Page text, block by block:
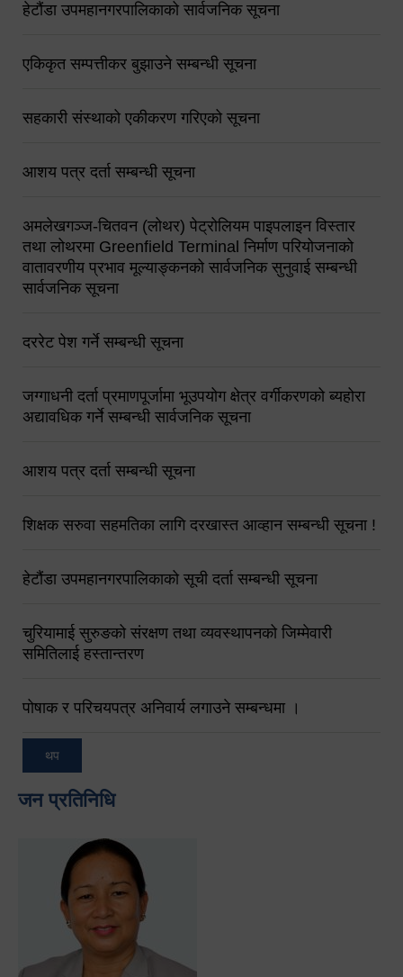
हेटौंडा उपमहानगरपालिकाको सार्वजनिक सूचना
एकिकृत सम्पत्तीकर बुझाउने सम्बन्धी सूचना
सहकारी संस्थाको एकीकरण गरिएको सूचना
आशय पत्र दर्ता सम्बन्धी सूचना
अमलेखगञ्ज-चितवन (लोथर) पेट्रोलियम पाइपलाइन विस्तार
तथा लोथरमा Greenfield Terminal निर्माण परियोजनाको
वातावरणीय प्रभाव मूल्याङ्कनको सार्वजनिक सुनुवाई सम्बन्धी
सार्वजनिक सूचना
दररेट पेश गर्ने सम्बन्धी सूचना
जग्गाधनी दर्ता प्रमाणपूर्जामा भूउपयोग क्षेत्र वर्गीकरणको ब्यहोरा
अद्यावधिक गर्ने सम्बन्धी सार्वजनिक सूचना
आशय पत्र दर्ता सम्बन्धी सूचना
शिक्षक सरुवा सहमतिका लागि दरखास्त आव्हान सम्बन्धी सूचना !
हेटौंडा उपमहानगरपालिकाको सूची दर्ता सम्बन्धी सूचना
चुरियामाई सुरुङको संरक्षण तथा व्यवस्थापनको जिम्मेवारी
समितिलाई हस्तान्तरण
पोषाक र परिचयपत्र अनिवार्य लगाउने सम्बन्धमा ।
थप
जन प्रतिनिधि